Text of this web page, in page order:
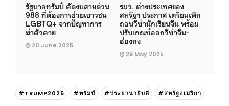
รัฐบาลทรัมป์ ตัดงบสายด่วน
988 ที่ต้องการช่วยเยาวชน
LGBTQ+ จากปัญหาการ
ฆ่าตัวตาย
20 June 2025
รมว. ต่างประเทศของ
สหรัฐฯ ประกาศ เตรียมเพิก
ถอนวีซ่านักเรียนจีน พร้อม
ปรับเกณฑ์ออกวีซ่าจีน-
ฮ่องกง
29 May 2025
#TRUMP2025 #ทรัมป์ #ประธานาธิบดี #สหรัฐอเมริกา